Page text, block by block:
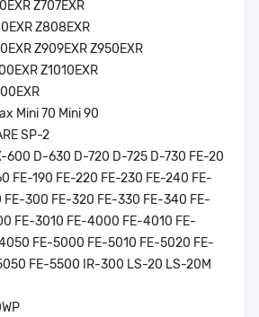
Z707EXR
Z808EXR
Z909EXR Z950EXR
Z1010EXR
Mini 70 Mini 90
SP-2
600 D-630 D-720 D-725 D-730 FE-20
FE-190 FE-220 FE-230 FE-240 FE-
FE-300 FE-320 FE-330 FE-340 FE-
FE-3010 FE-4000 FE-4010 FE-
FE-5000 FE-5010 FE-5020 FE-
FE-5500 IR-300 LS-20 LS-20M